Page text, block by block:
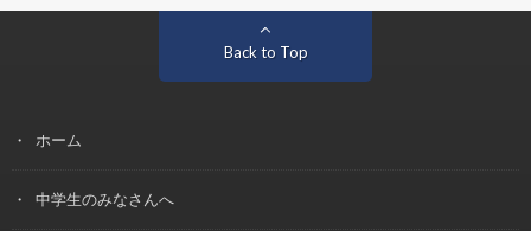
Back to Top
ホーム
中学生のみなさんへ